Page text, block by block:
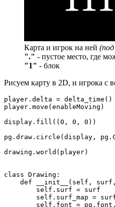
Карта и игрок на ней
"." - пустое место, где
"1" - блок
Рисуем карту в 2D, и игрока с
player.delta = delta_time()
player.move(enableMoving)
display.fill((0, 0, 0))
pg.draw.circle(display,
drawing.world(player)
class Drawing:
def __init__(self,
        self.surf = surf
self.surf_map =
self.font =